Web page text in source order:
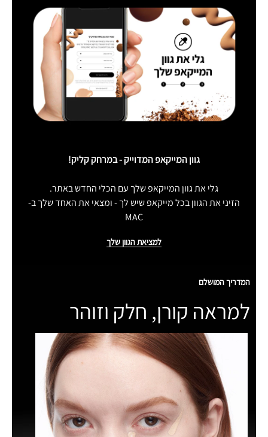
גוון המייקאפ המדוייק - במרחק קליק!
גלי את גוון המייקאפ שלך עם הכלי החדש באתר.
הזיני את הגוון בכל מייקאפ שיש לך - ומצאי את האחד שלך ב-
MAC
למציאת הגוון שלך
המדריך המושלם
למראה קורן, חלק וזוהר